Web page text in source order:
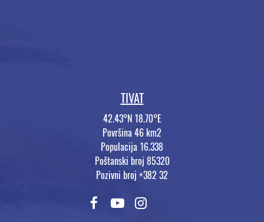
TIVAT
42.43°N 18.70°E
Površina 46 km2
Populacija 16.338
Poštanski broj 85320
Pozivni broj +382 32